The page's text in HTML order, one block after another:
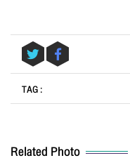
TAG :
Related Photo
Message*